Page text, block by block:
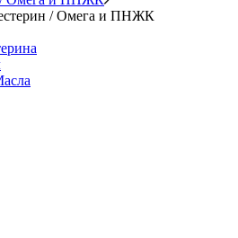
/ Омега и ПНЖК